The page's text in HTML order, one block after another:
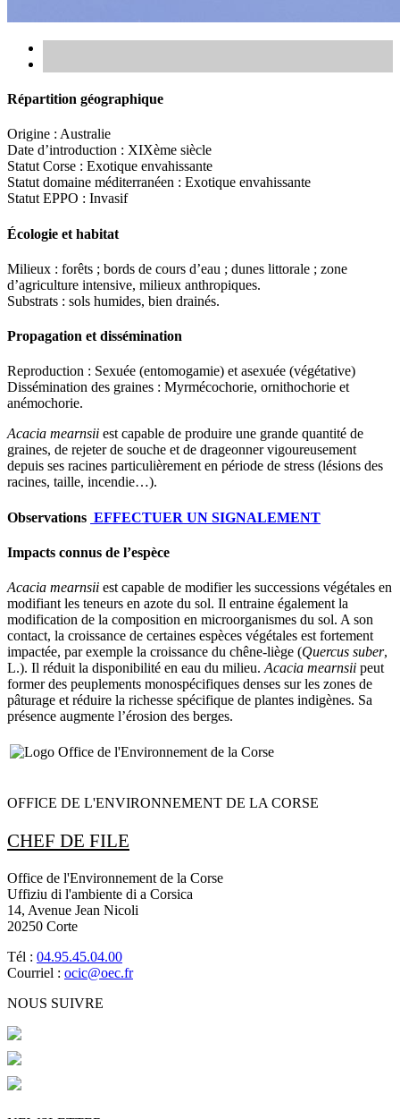
Répartition géographique
Origine : Australie
Date d’introduction : XIXème siècle
Statut Corse : Exotique envahissante
Statut domaine méditerranéen : Exotique envahissante
Statut EPPO : Invasif
Écologie et habitat
Milieux : forêts ; bords de cours d’eau ; dunes littorale ; zone
d’agriculture intensive, milieux anthropiques.
Substrats : sols humides, bien drainés.
Propagation et dissémination
Reproduction : Sexuée (entomogamie) et asexuée (végétative)
Dissémination des graines : Myrmécochorie, ornithochorie et
anémochorie.
Acacia mearnsii est capable de produire une grande quantité de
graines, de rejeter de souche et de drageonner vigoureusement
depuis ses racines particulièrement en période de stress (lésions des
racines, taille, incendie…).
Observations EFFECTUER UN SIGNALEMENT
Impacts connus de l’espèce
Acacia mearnsii est capable de modifier les successions végétales en
modifiant les teneurs en azote du sol. Il entraine également la
modification de la composition en microorganismes du sol. A son
contact, la croissance de certaines espèces végétales est fortement
impactée, par exemple la croissance du chêne-liège (Quercus suber,
L.). Il réduit la disponibilité en eau du milieu. Acacia mearnsii peut
former des peuplements monospécifiques denses sur les zones de
pâturage et réduire la richesse spécifique de plantes indigènes. Sa
présence augmente l’érosion des berges.
OFFICE DE L'ENVIRONNEMENT DE LA CORSE
CHEF DE FILE
Office de l'Environnement de la Corse
Uffiziu di l'ambiente di a Corsica
14, Avenue Jean Nicoli
20250 Corte
Tél : 04.95.45.04.00
Courriel : ocic@oec.fr
NOUS SUIVRE